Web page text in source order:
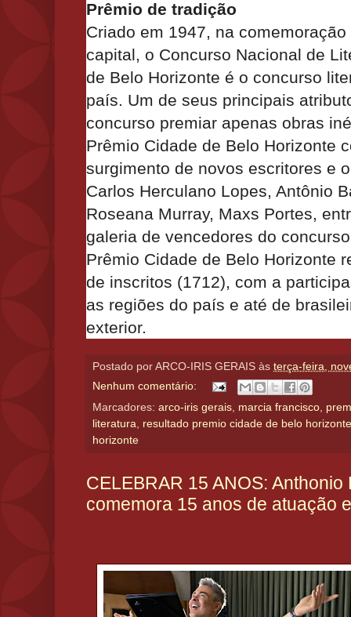
Prêmio de tradição
Criado em 1947, na
capital, o Concurso Nacional de
de Belo Horizonte é o concurso
país. Um de seus principais
concurso premiar apenas obras
Prêmio Cidade de Belo Horizonte
surgimento de novos escritores e
Carlos Herculano Lopes, Antônio
Roseana Murray, Maxs Portes,
galeria de vencedores do
Prêmio Cidade de Belo Horizonte
de inscritos (1712), com a
as regiões do país e até de
exterior.
Postado por ARCO-IRIS GERAIS às terça-feira,
Nenhum comentário:
Marcadores: arco-iris gerais marcia francisco
literatura
resultado premio cidade de belo horizonte
horizonte
CELEBRAR 15 ANOS:
comemora 15 anos de atuação